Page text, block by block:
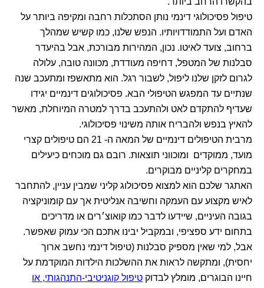
טיפול פסיכולוגי דינמי נותן הסתכלות רחבה ומקיפה ביותר על
האדם ועל התמודדויותיו. הנפש שלנו, כמו קשיש שמהלך
ברחוב, צועד לאיטו. נכון, המהירות מבורכת, אבל בהיעדר
סבלנות של המטפל, דחיפה מעודדת, מכוונה טובה, עלולה
לגרום לזקן שלנו ליפול, לשבור רגל. הוא מתאשפז ומתעכב שנה
שנתיים עד המפגש הטיפולי הבא. פסיכולוגים דינמיים יגידו
שעדיף להתקדם לאט ולהתעכב בדרך למטרה המיוחלת, מאשר
להאיץ בנפש ולהבריח אותה משינוי פסיכולוגי.
מרבית הטיפולים דינמיים של המאה ה- 21 הם טיפולים קצרי
מועד, ממוקדים ומוכווני תוצאות. רובם גם מוכחים כיעילים
במחקרים קליניים מבוקרים.
האתגר שלכם הוא למצוא פסיכולוג קליני שמבין עניין, להתחבר
לאיש מקצוע עם העמקה וחשיבה אנליטית אך עם קומוניקציה
בגובה העיניים, שיידעו לדבר כמו קואוצ׳רים או מדריכים
בתחום ידע ספציפי, ובמקביל יבינו אתכם הכי עמוק שאפשר.
אבל, למי שאין מספיק סבלנות (טיפול דינמי נחשב ארוך
יחסית), ומתקשה לראות את ההשלכות הילדות המוקדמת על
חיינו הבוגרים, מומלץ לבדוק טיפול קוגניטיבי-התנהגותי, או